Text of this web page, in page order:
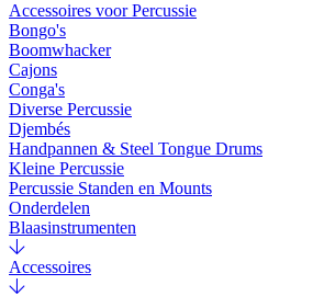
Accessoires voor Percussie
Bongo's
Boomwhacker
Cajons
Conga's
Diverse Percussie
Djembés
Handpannen & Steel Tongue Drums
Kleine Percussie
Percussie Standen en Mounts
Onderdelen
Blaasinstrumenten
Accessoires